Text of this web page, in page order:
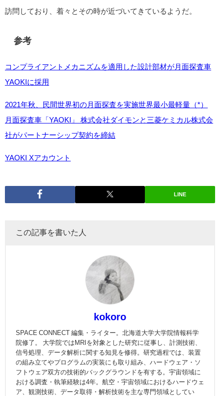
訪問しており、着々とその時が近づいてきているようだ。
参考
コンプライアントメカニズムを適用した設計部材が月面探査車
YAOKIに採用
2021年秋、民間世界初の月面探査を実施世界最小最軽量（*）
月面探査車「YAOKI」 株式会社ダイモンと三菱ケミカル株式会
社がパートナーシップ契約を締結
YAOKI Xアカウント
LINE
この記事を書いた人
kokoro
SPACE CONNECT 編集・ライター。北海道大学大学院情報科学
院修了。 大学院ではMRIを対象とした研究に従事し、計測技術、
信号処理、データ解析に関する知見を修得。研究過程では、装置
の組み立てやプログラムの実装にも取り組み、ハードウェア・ソ
フトウェア双方の技術的バックグラウンドを有する。宇宙領域に
おける調査・執筆経験は4年。航空・宇宙領域におけるハードウェ
ア、観測技術、データ取得・解析技術を主な専門領域としてい